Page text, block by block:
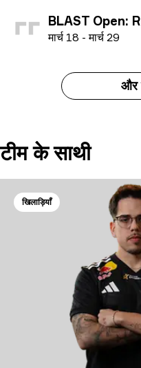
BLAST Open:
मार्च 18 -मार्च 29
और
टीम के साथी
खिलाड़ियाँ